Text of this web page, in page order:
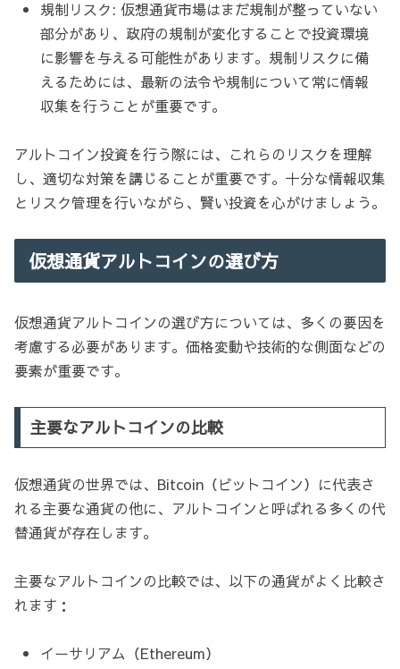
規制リスク: 仮想通貨市場はまだ規制が整っていない
部分があり、政府の規制が変化することで投資環境
に影響を与える可能性があります。規制リスクに備
えるためには、最新の法令や規制について常に情報
収集を行うことが重要です。
アルトコイン投資を行う際には、これらのリスクを理解
し、適切な対策を講じることが重要です。十分な情報収集
とリスク管理を行いながら、賢い投資を心がけましょう。
仮想通貨アルトコインの選び方
仮想通貨アルトコインの選び方については、多くの要因を
考慮する必要があります。価格変動や技術的な側面などの
要素が重要です。
主要なアルトコインの比較
仮想通貨の世界では、Bitcoin（ビットコイン）に代表さ
れる主要な通貨の他に、アルトコインと呼ばれる多くの代
替通貨が存在します。
主要なアルトコインの比較では、以下の通貨がよく比較さ
れます：
イーサリアム（Ethereum）